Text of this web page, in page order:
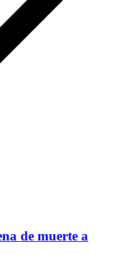
de muerte a